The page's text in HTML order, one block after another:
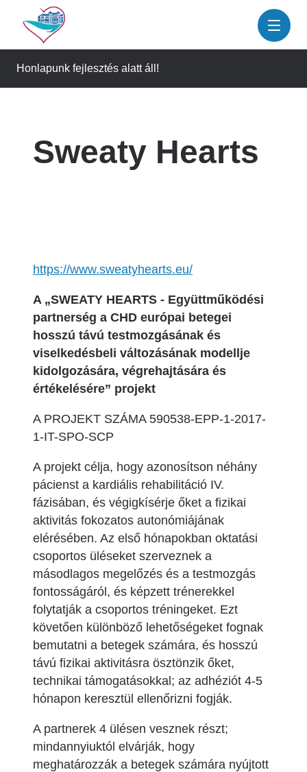
tartalomra
Honlapunk fejlesztés alatt áll!
Sweaty Hearts
https://www.sweatyhearts.eu/
A „SWEATY HEARTS - Együttműködési
partnerség a CHD európai betegei
hosszú távú testmozgásának és
viselkedésbeli változásának modellje
kidolgozására, végrehajtására és
értékelésére” projekt
A PROJEKT SZÁMA 590538-EPP-1-2017-
1-IT-SPO-SCP
A projekt célja, hogy azonosítson néhány
pácienst a kardiális rehabilitáció IV.
fázisában, és végigkísérje őket a fizikai
aktivitás fokozatos autonómiájának
elérésében. Az első hónapokban oktatási
csoportos üléseket szerveznek a
másodlagos megelőzés és a testmozgás
fontosságáról, és képzett trénerekkel
folytatják a csoportos tréningeket. Ezt
követően különböző lehetőségeket fognak
bemutatni a betegek számára, és hosszú
távú fizikai aktivitásra ösztönzik őket,
technikai támogatásokkal; az adhéziót 4-5
hónapon keresztül ellenőrizni fogják.
A partnerek 4 ülésen vesznek részt;
mindannyiuktól elvárják, hogy
meghatározzák a betegek számára nyújtott